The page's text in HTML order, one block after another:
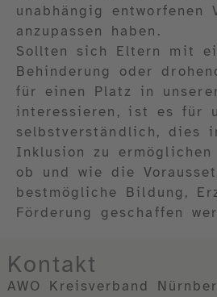
unabhängig entworfenen
anzupassen haben.
Sollten sich Eltern mit
Behinderung oder
für einen Platz in
interessieren, ist es für
selbstverständlich, dies
Inklusion zu
ob und wie die
bestmögliche Bildung,
Förderung geschaffen
Kontakt
AWO Kreisverband